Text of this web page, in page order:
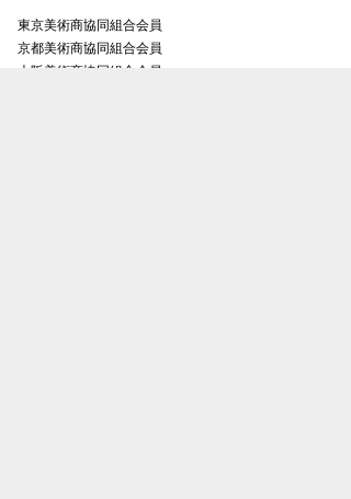
東京美術商協同組合会員
京都美術商協同組合会員
大阪美術商協同組合会員